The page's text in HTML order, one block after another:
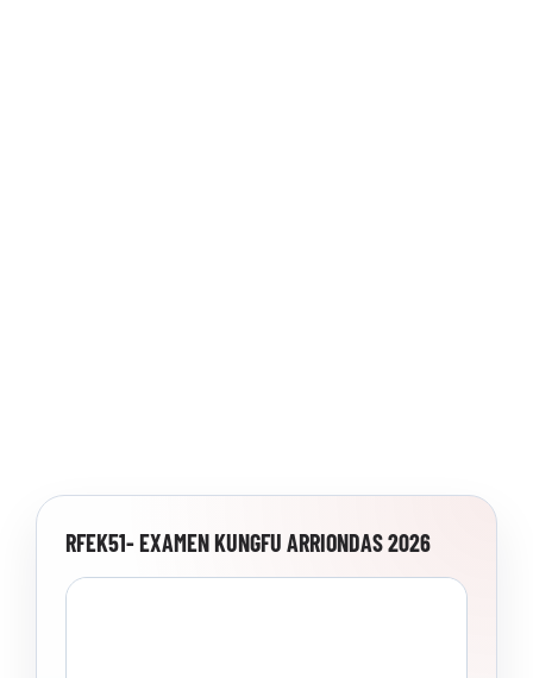
RFEK51- EXAMEN KUNGFU ARRIONDAS 2026